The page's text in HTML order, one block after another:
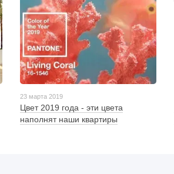
23 марта 2019
Цвет 2019 года - эти цвета
наполнят наши квартиры